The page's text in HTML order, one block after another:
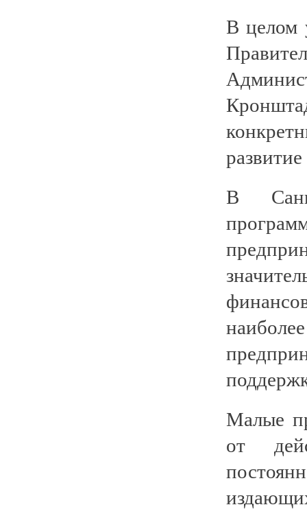
В целом
В
Малые
от